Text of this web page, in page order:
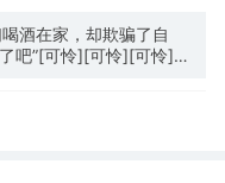
酒在家，却欺骗了自
吧”[可怜][可怜][可怜]志
后就是嘻嘻哈哈玩闹的